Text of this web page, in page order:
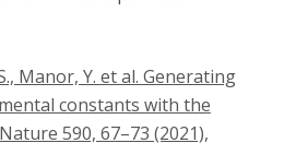
Manor, Y. et al. Generating
constants with the
590, 67–73 (2021),